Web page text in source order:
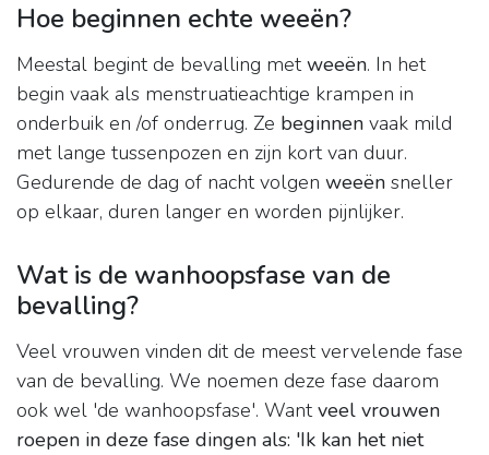
Hoe beginnen echte weeën?
Meestal begint de bevalling metweeën. In het
begin vaak als menstruatieachtige krampen in
onderbuik en /of onderrug. Ze beginnen vaak mild
met lange tussenpozen en zijn kort van duur.
Gedurende de dag of nacht volgen weeën sneller
op elkaar, duren langer en worden pijnlijker.
Wat is de wanhoopsfase van de
bevalling?
Veel vrouwen vinden dit de meest vervelende fase
van de bevalling. We noemen deze fase daarom
ook wel 'de wanhoopsfase'. Wantveel vrouwen
roepen in deze fase dingen als: 'Ik kan het niet